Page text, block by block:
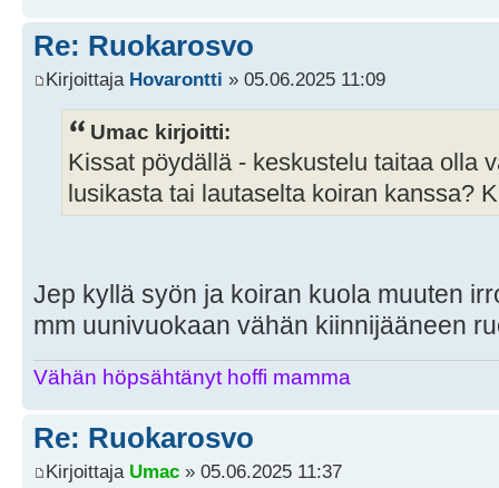
Re: Ruokarosvo
Kirjoittaja Hovarontti » 05.06.2025 11:09
Umac kirjoitti:
Kissat pöydällä - keskustelu taitaa olla
lusikasta tai lautaselta koiran kanssa?
Jep kyllä syön ja koiran kuola muuten
mm uunivuokaan vähän kiinnijääneen
Vähän höpsähtänyt hoffi mamma
Re: Ruokarosvo
Kirjoittaja Umac » 05.06.2025 11:37